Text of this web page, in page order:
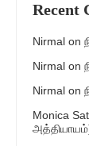
Recent
Nirmal on
Nirmal on
Nirmal on
Monica